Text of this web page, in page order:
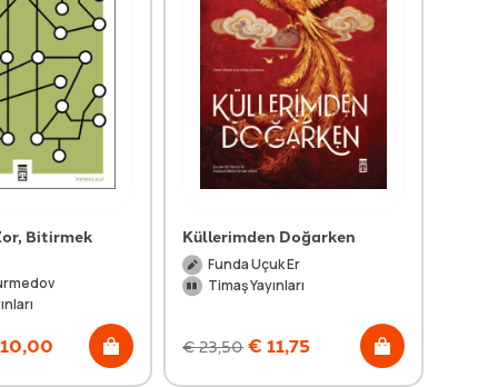
Bitirmek
10,00
Küllerimden Doğarken
Funda Uçuk Er
Timaş Yayınları
€23,50 € 11,75